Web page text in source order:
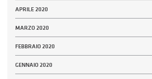
APRILE 2020
MARZO 2020
FEBBRAIO 2020
GENNAIO 2020